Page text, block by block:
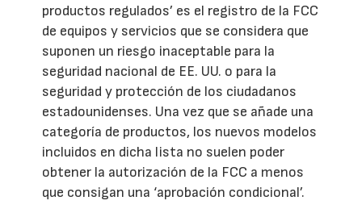
productos regulados’ es el registro de la FCC
de equipos y servicios que se considera que
suponen un riesgo inaceptable para la
seguridad nacional de EE. UU. o para la
seguridad y protección de los ciudadanos
estadounidenses. Una vez que se añade una
categoría de productos, los nuevos modelos
incluidos en dicha lista no suelen poder
obtener la autorización de la FCC a menos
que consigan una ‘aprobación condicional’.